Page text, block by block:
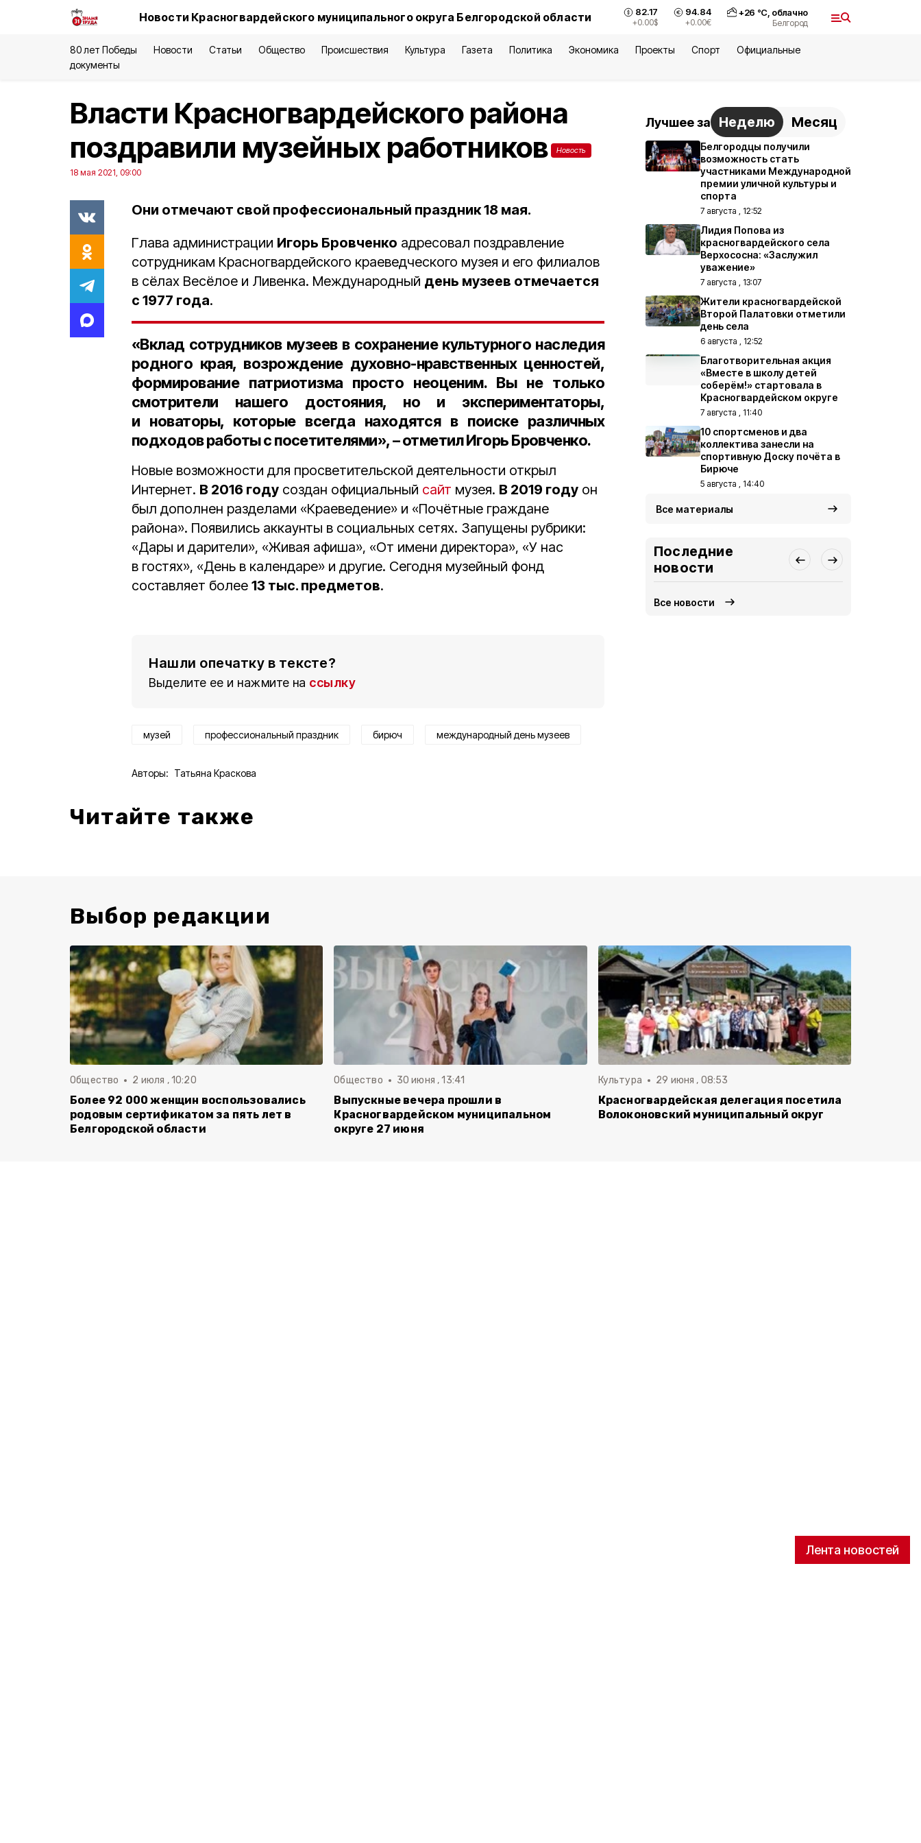
Новости Красногвардейского муниципального округа Белгородской области 82.17
+0.00$
94.84
+0.00€
+26 °С, облачно
Белгород
80 лет Победы Новости Статьи Общество Происшествия Культура Газета Политика Экономика Проекты Спорт
Официальные
документы
Лента новостей
Власти Красногвардейского района
поздравили музейных работников
Новость
18 мая 2021, 09:00
Они отмечают свой профессиональный праздник 18 мая.
Глава администрации Игорь Бровченко адресовал поздравление
сотрудникам Красногвардейского краеведческого музея и его филиалов
в сёлах Весёлое и Ливенка. Международный день музеев отмечается
с 1977 года.
«Вклад сотрудников музеев в сохранение культурного наследия
родного края, возрождение духовно-нравственных ценностей,
формирование патриотизма просто неоценим. Вы не только
смотрители нашего достояния, но и экспериментаторы,
и новаторы, которые всегда находятся в поиске различных
подходов работы с посетителями», – отметилИгорь Бровченко.
Новые возможности для просветительской деятельности открыл
Интернет. В 2016 году создан официальный сайт музея. В 2019 году он
был дополнен разделами «Краеведение» и «Почётные граждане
района». Появились аккаунты в социальных сетях. Запущены рубрики:
«Дары и дарители», «Живая афиша», «От имени директора», «У нас
в гостях», «День в календаре» и другие. Сегодня музейный фонд
составляет более 13 тыс. предметов.
Нашли опечатку в тексте?
Выделите ее и нажмите на ссылку
музей профессиональный праздник бирюч международный день музеев
Авторы: Татьяна Краскова
Читайте также
Лучшее за Неделю Месяц
Белгородцы получили
возможность стать
участниками Международной
премии уличной культуры и
спорта
7 августа , 12:52
Лидия Попова из
красногвардейского села
Верхососна: «Заслужил
уважение»
7 августа , 13:07
Жители красногвардейской
Второй Палатовки отметили
день села
6 августа , 12:52
Благотворительная акция
«Вместе в школу детей
соберём!» стартовала в
Красногвардейском округе
7 августа , 11:40
10 спортсменов и два
коллектива занесли на
спортивную Доску почёта в
Бирюче
5 августа , 14:40
Все материалы
Последние
новости
Все новости
Выбор редакции
Общество 2 июля , 10:20
Более 92 000 женщин воспользовались
родовым сертификатом за пять лет в
Белгородской области
Общество 30 июня , 13:41
Выпускные вечера прошли в
Красногвардейском муниципальном
округе 27 июня
Культура 29 июня , 08:53
Красногвардейская делегация посетила
Волоконовский муниципальный округ